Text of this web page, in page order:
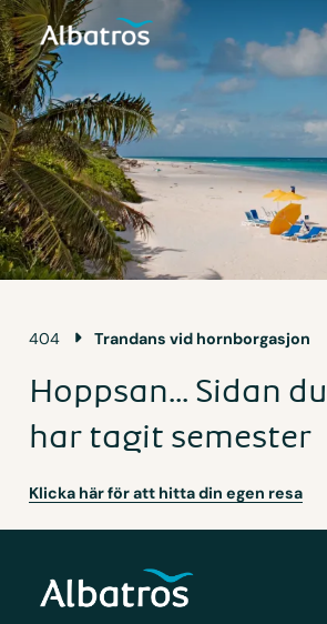
404 Trandans vid hornborgasjon
Hoppsan... Sidan
har tagit semester
Klicka här för att hitta din egen resa